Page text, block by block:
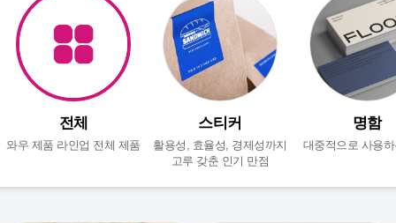
전체
와우 제품 라인업 전체 제품
스티커
활용성, 효율성, 경제성까지
고루 갖춘 인기 만점
명함
대중적으로 사용